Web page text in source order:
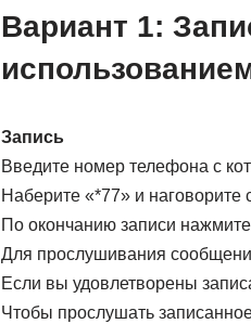
Вариант 1:
Запись
Введите номер телефона с
Наберите «*77» и наговорите
По окончанию записи
Для прослушивания
Если вы удовлетворены
Чтобы прослушать